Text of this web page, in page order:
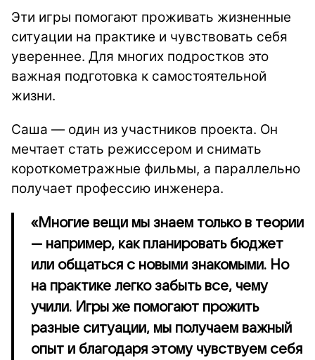
Эти игры помогают проживать жизненные
ситуации на практике и чувствовать себя
увереннее. Для многих подростков это
важная подготовка к самостоятельной
жизни.
Саша — один из участников проекта. Он
мечтает стать режиссером и снимать
короткометражные фильмы, а параллельно
получает профессию инженера.
«Многие вещи мы знаем только в теории
— например, как планировать бюджет
или общаться с новыми знакомыми. Но
на практике легко забыть все, чему
учили. Игры же помогают прожить
разные ситуации, мы получаем важный
опыт и благодаря этому чувствуем себя